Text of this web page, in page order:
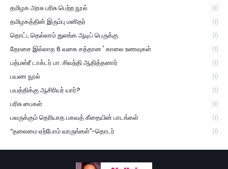
தமிழக அரசு பரிசு பெற்ற நூல் (1)
தமிழகத்தின் இரும்பு மனிதர் (1)
தொட்டதெல்லாம் துலங்க ஆடிப் பெருக்கு (1)
தோசை இல்லாத 6 வகை சத்தான ' காலை உணவுகள் (1)
பத்மஸ்ரீ டாக்டர் பா. சிவந்தி ஆதித்தனார் (1)
பயண நூல் (1)
பயத்திக்கு ஆசிரியர் யார்? (1)
பரிசு பைகள் (1)
பலருக்கும் தெரியாத பகவத் கீதையின் பாடங்கள் (1)
“தலைமை ஏற்போம் வாருங்கள்”-தொடர் (1)